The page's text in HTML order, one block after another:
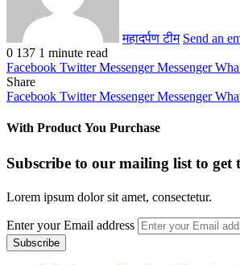
महादर्पण टीम Send an
0 137 1 minute read
Facebook Twitter Messenger Messenger
Share
Facebook Twitter Messenger Messenger
With Product You Purchase
Subscribe to our mailing list to get
Lorem ipsum dolor sit amet, consectetur.
Enter your Email address